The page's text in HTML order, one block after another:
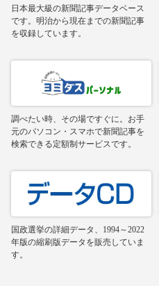
日本最大級の新聞記事データベース
です。明治から現在までの新聞記事
を収録しています。
調べたい時、その場ですぐに。お手
元のパソコン・スマホで新聞記事を
検索できる定額制サービスです。
国政選挙の詳細データ、1994～2022
年版の縮刷版データを販売していま
す。